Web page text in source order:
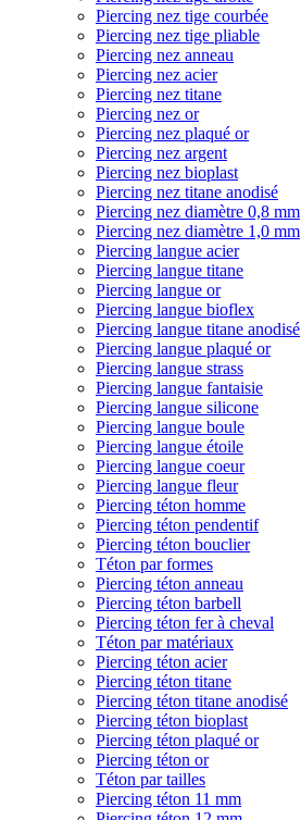
Piercing nez tige courbée
Piercing nez tige pliable
Piercing nez anneau
Piercing nez acier
Piercing nez titane
Piercing nez or
Piercing nez plaqué or
Piercing nez argent
Piercing nez bioplast
Piercing nez titane anodisé
Piercing nez diamètre 0,8 mm
Piercing nez diamètre 1,0 mm
Piercing langue acier
Piercing langue titane
Piercing langue or
Piercing langue bioflex
Piercing langue titane anodisé
Piercing langue plaqué or
Piercing langue strass
Piercing langue fantaisie
Piercing langue silicone
Piercing langue boule
Piercing langue étoile
Piercing langue coeur
Piercing langue fleur
Piercing téton homme
Piercing téton pendentif
Piercing téton bouclier
Téton par formes
Piercing téton anneau
Piercing téton barbell
Piercing téton fer à cheval
Téton par matériaux
Piercing téton acier
Piercing téton titane
Piercing téton titane anodisé
Piercing téton bioplast
Piercing téton plaqué or
Piercing téton or
Téton par tailles
Piercing téton 11 mm